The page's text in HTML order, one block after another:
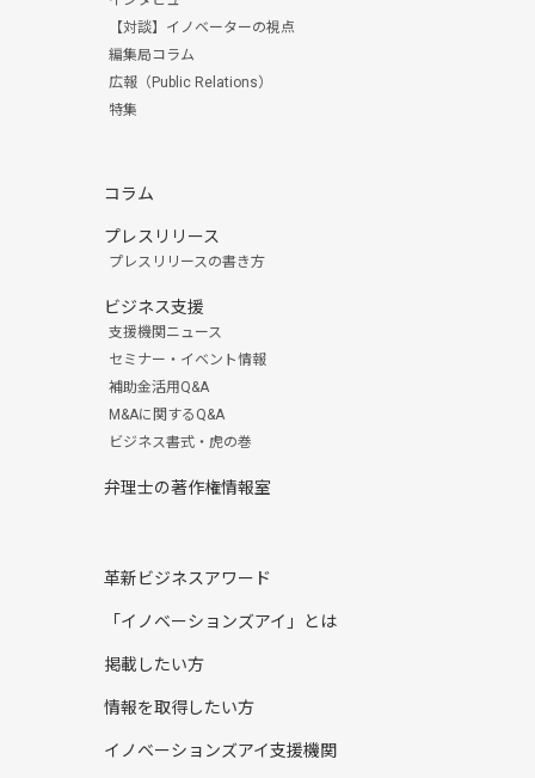
【対談】イノベーターの視点
編集局コラム
広報（Public Relations）
特集
コラム
プレスリリース
プレスリリースの書き方
ビジネス支援
支援機関ニュース
セミナー・イベント情報
補助金活用Q&A
M&Aに関するQ&A
ビジネス書式・虎の巻
弁理士の著作権情報室
革新ビジネスアワード
「イノベーションズアイ」とは
掲載したい方
情報を取得したい方
イノベーションズアイ支援機関